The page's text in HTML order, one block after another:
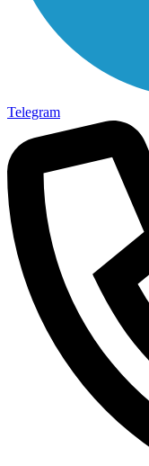
Telegram